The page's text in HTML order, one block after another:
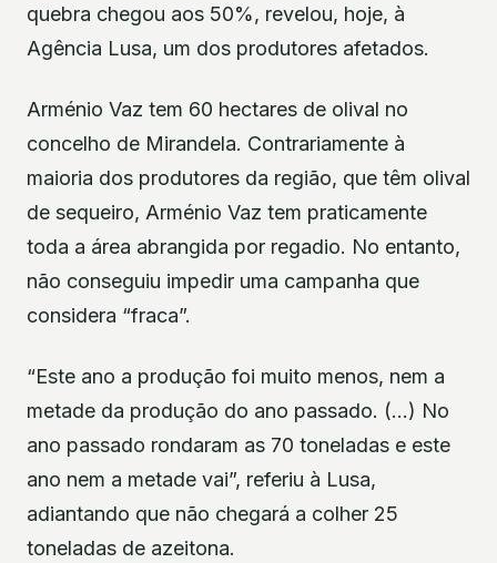
quebra chegou aos 50%, revelou, hoje, à
Agência Lusa, um dos produtores afetados.
Arménio Vaz tem 60 hectares de olival no
concelho de Mirandela. Contrariamente à
maioria dos produtores da região, que têm olival
de sequeiro, Arménio Vaz tem praticamente
toda a área abrangida por regadio. No entanto,
não conseguiu impedir uma campanha que
considera “fraca”.
“Este ano a produção foi muito menos, nem a
metade da produção do ano passado. (…) No
ano passado rondaram as 70 toneladas e este
ano nem a metade vai”, referiu à Lusa,
adiantando que não chegará a colher 25
toneladas de azeitona.